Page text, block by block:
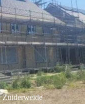
Zuiderweide